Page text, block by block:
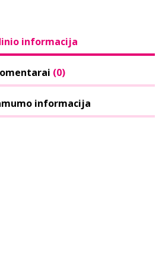
informacija
(0)
informacija